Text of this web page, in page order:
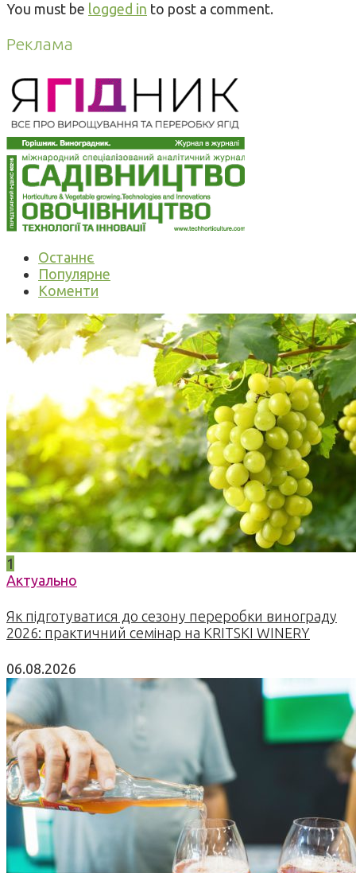
You must be logged in to post a comment.
Реклама
Останнє
Популярне
Коменти
1
Актуально
Як підготуватися до сезону переробки винограду
2026: практичний семінар на KRITSKI WINERY
06.08.2026